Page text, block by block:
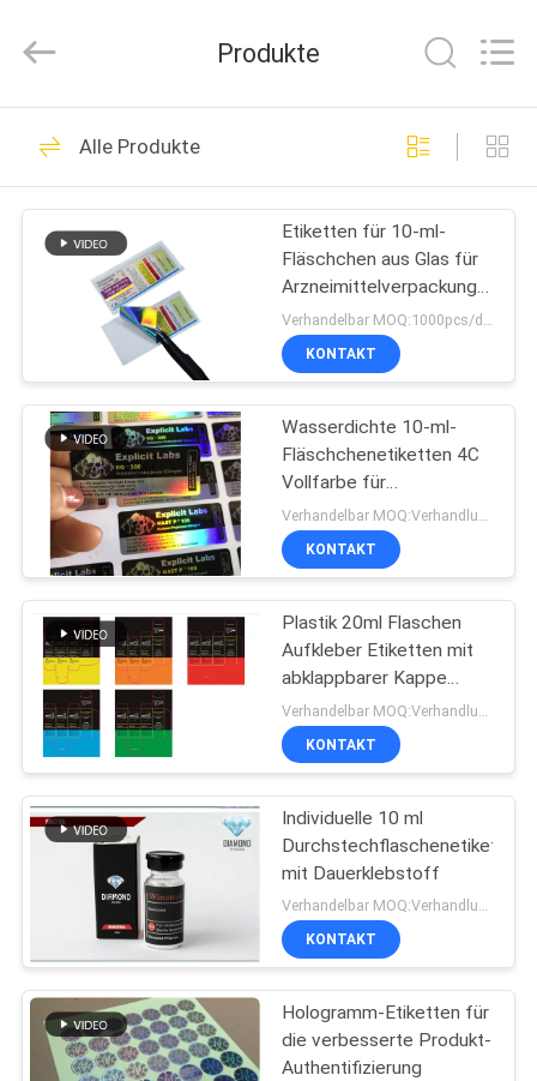
HAUS
PRODUKTE
FABRIK-
AUSFLUG
QUALITÄTSKONTROLLE
TRETEN
SIE
MIT
UNS
VERBINDUNG
NACHRICHTEN
FÄLLE
SITEMAP
Reserved.
Glasphiolen-
Aufkleber
335
Etiketten der
Durchstechflaschen
256
Aufkleber der
Phiolen-10mL
139
kundenspezifische
Phiolenaufkleber
111
Produkte
Alle Produkte
Etiketten für 10-ml-
Fläschchen aus Glas für
Arzneimittelverpackungen
für Fläschchen
Verhandelbar MOQ:1000pcs/design
KONTAKT
Wasserdichte 10-ml-
Fläschchenetiketten 4C
Vollfarbe für
pharmazeutische
Fläschchen
KONTAKT
Plastik 20ml Flaschen
Aufkleber Etiketten mit
abklappbarer Kappe
Langlebig und
zuverlässig für Flaschen
KONTAKT
Individuelle 10 ml
Durchstechflaschenetiketten
mit Dauerklebstoff
Verhandelbar MOQ:Verhandlung
KONTAKT
Hologramm-Etiketten für
die verbesserte Produkt-
Authentifizierung